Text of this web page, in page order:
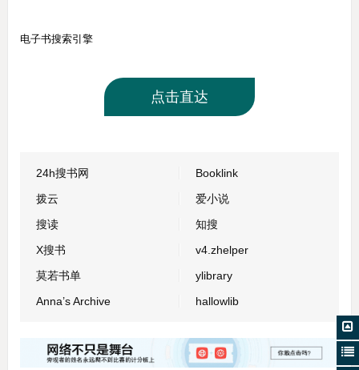
电子书搜索引擎
点击直达
24h搜书网
Booklink
拨云
爱小说
搜读
知搜
X搜书
v4.zhelper
莫若书单
ylibrary
Anna’s Archive
hallowlib